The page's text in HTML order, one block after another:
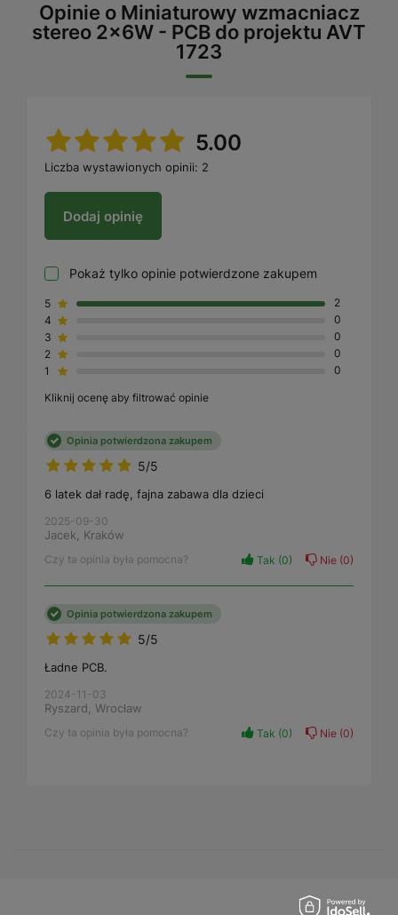
Opinie o Miniaturowy wzmacniacz
stereo 2x6W - PCB do projektu AVT
1723
5.00
Liczba wystawionych opinii: 2
Dodaj opinię
Pokaż tylko opinie potwierdzone zakupem
5
2
4
0
3
0
2
0
1
0
Kliknij ocenę aby filtrować opinie
5/5
Opinia potwierdzona zakupem
6 latek dał radę, fajna zabawa dla dzieci
2025-09-30
Jacek, Kraków
Czy ta opinia była pomocna? Tak 0 Nie 0
5/5
Opinia potwierdzona zakupem
Ładne PCB.
2024-11-03
Ryszard, Wrocław
Czy ta opinia była pomocna? Tak 0 Nie 0